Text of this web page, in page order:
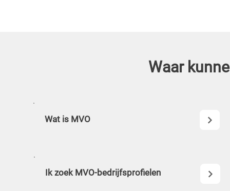
Waar
Wat is MVO
Ik zoek MVO-bedrijfsprofielen